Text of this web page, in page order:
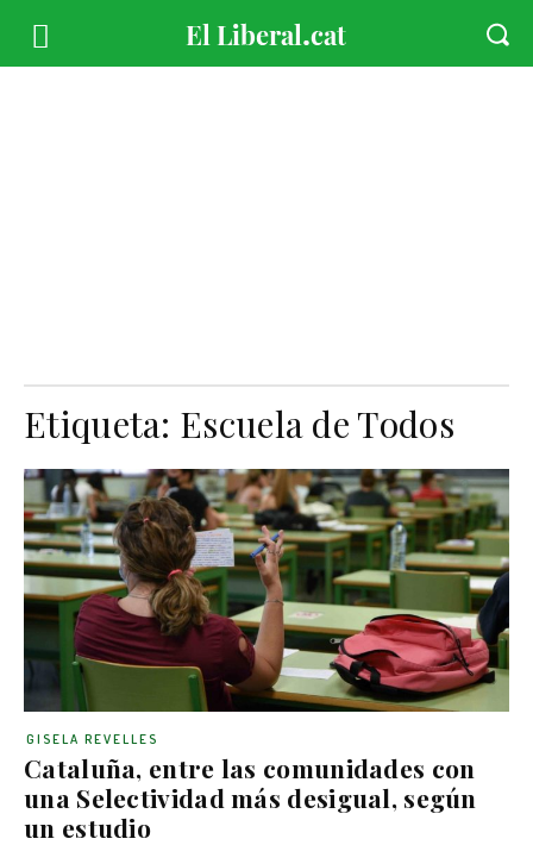
Etiqueta: Escuela de Todos
Cataluña, entre las comunidades con
una Selectividad más desigual, según
un estudio
GISELA REVELLES